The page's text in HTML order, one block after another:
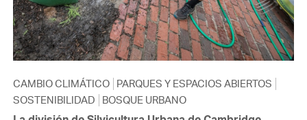
CAMBIO CLIMÁTICO PARQUES Y ESPACIOS ABIERTOS
SOSTENIBILIDAD
BOSQUE URBANO